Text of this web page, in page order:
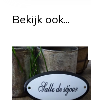
Bekijk ook...